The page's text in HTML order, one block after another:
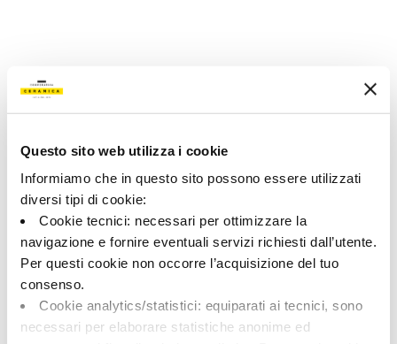
Questo sito web utilizza i cookie
Informiamo che in questo sito possono essere utilizzati
diversi tipi di cookie:
Cookie tecnici: necessari per ottimizzare la
navigazione e fornire eventuali servizi richiesti dall’utente.
Per questi cookie non occorre l’acquisizione del tuo
consenso.
Cookie analytics/statistici: equiparati ai tecnici, sono
necessari per elaborare statistiche anonime ed
A brand of Cooperativa Ceramica d’Imola
Tel: +39 0542 601601
ZERTIFIZIERUNG
KOLLECTIONEN